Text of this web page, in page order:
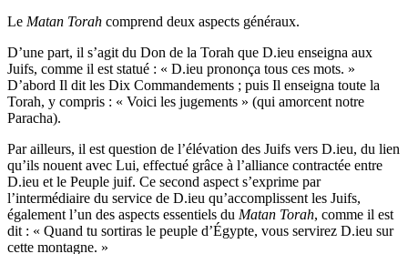
Le Matan Torah comprend deux aspects généraux.
D’une part, il s’agit du Don de la Torah que D.ieu enseigna aux
Juifs, comme il est statué : « D.ieu prononça tous ces mots. »
D’abord Il dit les Dix Commandements ; puis Il enseigna toute la
Torah, y compris : « Voici les jugements » (qui amorcent notre
Paracha).
Par ailleurs, il est question de l’élévation des Juifs vers D.ieu, du lien
qu’ils nouent avec Lui, effectué grâce à l’alliance contractée entre
D.ieu et le Peuple juif. Ce second aspect s’exprime par
l’intermédiaire du service de D.ieu qu’accomplissent les Juifs,
également l’un des aspects essentiels du Matan Torah, comme il est
dit : « Quand tu sortiras le peuple d’Égypte, vous servirez D.ieu sur
cette montagne. »